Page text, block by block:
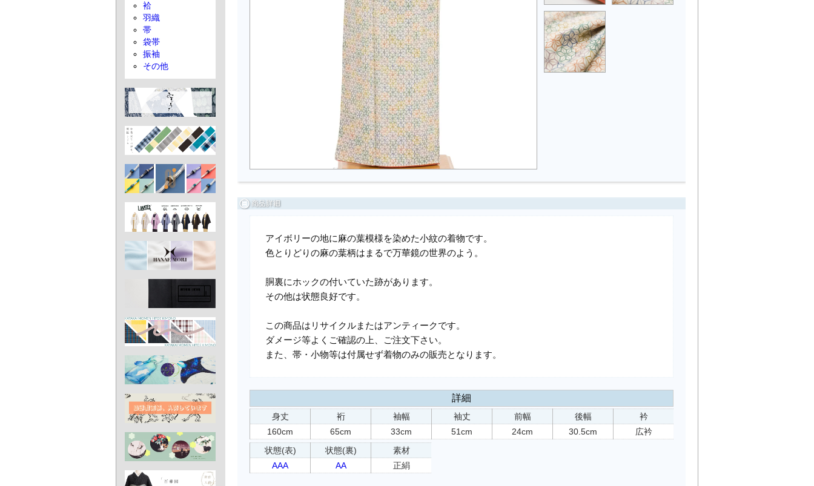
アイボリーの地に麻の葉模様を染めた小紋の着物です。
色とりどりの麻の葉柄はまるで万華鏡の世界のよう。
胴裏にホックの付いていた跡があります。
その他は状態良好です。
この商品はリサイクルまたはアンティークです。
ダメージ等よくご確認の上、ご注文下さい。
また、帯・小物等は付属せず着物のみの販売となります。
詳細
身丈
160cm
裄
65cm
袖幅
33cm
袖丈
51cm
前幅
24cm
後幅
30.5cm
衿
広衿
状態(表)
AAA
状態(裏)
AA
素材
正絹
袷
羽織
帯
袋帯
振袖
その他